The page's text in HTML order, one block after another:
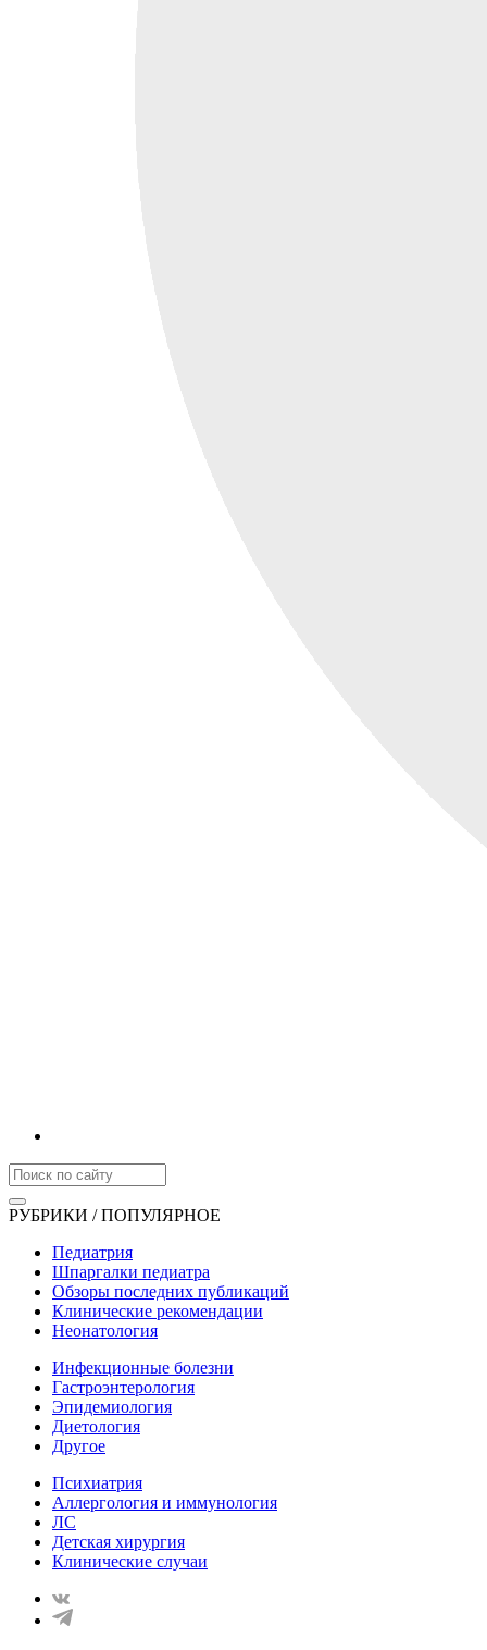
РУБРИКИ / ПОПУЛЯРНОЕ
Педиатрия
Шпаргалки педиатра
Обзоры последних публикаций
Клинические рекомендации
Неонатология
Инфекционные болезни
Гастроэнтерология
Эпидемиология
Диетология
Другое
Психиатрия
Аллергология и иммунология
ЛС
Детская хирургия
Клинические случаи